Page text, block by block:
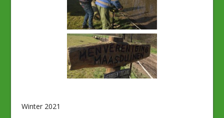
Winter 2021